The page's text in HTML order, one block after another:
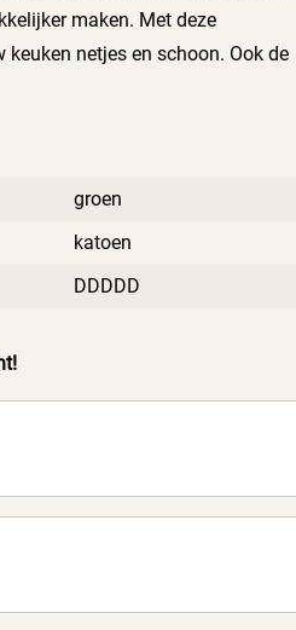
maken. Met deze
netjes en schoon. Ook de
toe en geniet
groen
katoen
DDDDD